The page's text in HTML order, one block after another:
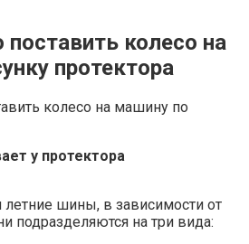
поставить колесо на
протектора
у протектора
шины, в зависимости от
подразделяются на три вида: